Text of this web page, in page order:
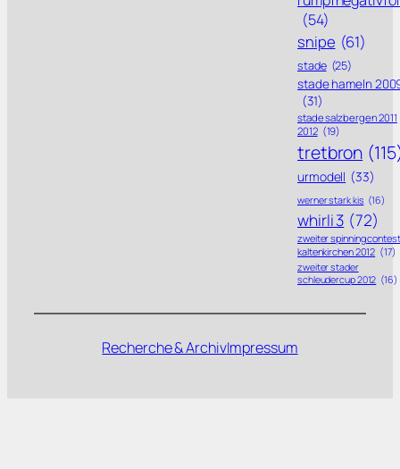
(54)
snipe (61)
stade (25)
stade hameln
(31)
stade salzbergen 2011
2012 (19)
tretbron
urmodell (33)
werner stark kis (16)
whirli 3 (72)
zweiter spinning contest
kaltenkirchen 2012 (17)
zweiter stader
schleudercup 2012 (16)
Recherche & ArchivImpressum